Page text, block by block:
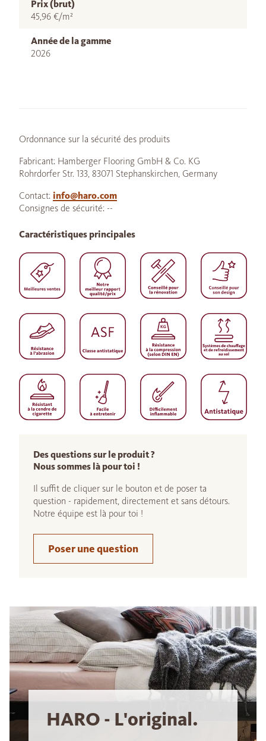
Prix (brut)
45,96 €/m²
Année de la gamme
2026
Ordonnance sur la sécurité des produits
Fabricant: Hamberger Flooring GmbH & Co. KG
Rohrdorfer Str. 133, 83071 Stephanskirchen, Germany
Contact: info@haro.com
Consignes de sécurité: --
Des questions sur le produit ?
Nous sommes là pour toi !
Il suffit de cliquer sur le bouton et de poser ta
question - rapidement, directement et sans détours.
Notre équipe est là pour toi !
Poser une question
Caractéristiques principales
HARO - L'original.